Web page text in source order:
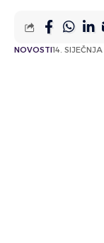
NOVOSTI14.